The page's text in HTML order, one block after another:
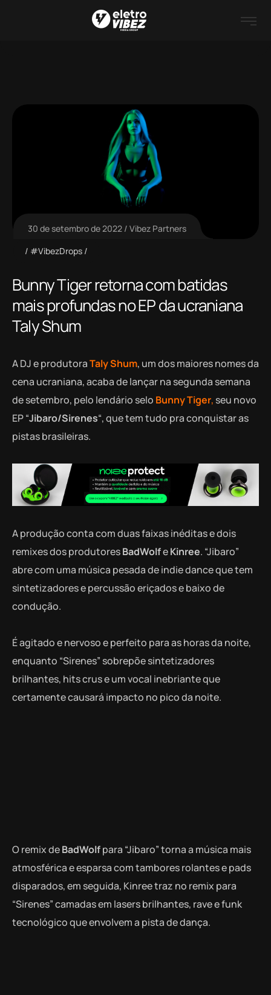
30 de setembro de 2022
Vibez Partners
#VibezDrops
Bunny Tiger retorna com batidas
mais profundas no EP da ucraniana
Taly Shum
A DJ e produtoraTaly Shum, um dos maiores nomes da
cena ucraniana,acaba de lançar na segunda semana
de setembro, pelo lendário selo Bunny Tiger, seu novo
EP “Jibaro/Sirenes“, que tem tudo pra conquistar as
pistas brasileiras.
A produção conta com duas faixas inéditas e dois
remixes dos produtoresBadWolfeKinree. “Jibaro”
abre com uma música pesada de indie danceque tem
sintetizadores e percussão eriçados e baixo de
condução.
É agitado e nervoso e perfeito para as horas da noite,
enquanto “Sirenes” sobrepõe sintetizadores
brilhantes, hits crus e um vocal inebriante que
certamente causará impacto no pico da noite.
O remix deBadWolfpara “Jibaro” torna a música mais
atmosférica e esparsa com tambores rolantes e pads
disparados, em seguida, Kinree traz no remix para
“Sirenes” camadas em lasers brilhantes, rave e funk
tecnológico que envolvem a pista de dança.